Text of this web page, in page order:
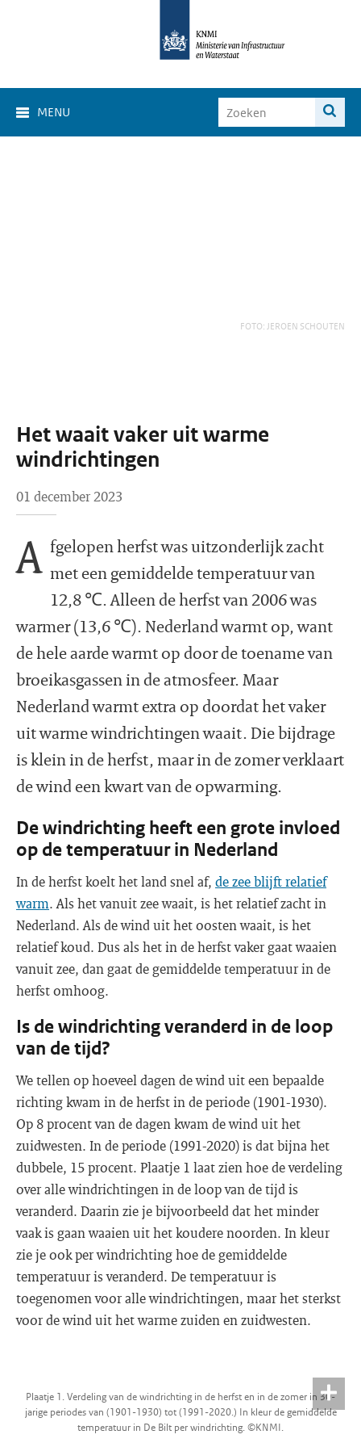
MENU
FOTO: JEROEN SCHOUTEN
Het waait vaker uit warme
windrichtingen
01 december 2023
A fgelopen herfst was uitzonderlijk zacht
met een gemiddelde temperatuur van
12,8 ℃. Alleen de herfst van 2006 was
warmer (13,6 ℃). Nederland warmt op, want
de hele aarde warmt op door de toename van
broeikasgassen in de atmosfeer. Maar
Nederland warmt extra op doordat het vaker
uit warme windrichtingen waait. Die bijdrage
is klein in de herfst, maar in de zomer verklaart
de wind een kwart van de opwarming.
De windrichting heeft een grote invloed
op de temperatuur in Nederland
In de herfst koelt het land snel af, de zee blijft relatief
warm. Als het vanuit zee waait, is het relatief zacht in
Nederland. Als de wind uit het oosten waait, is het
relatief koud. Dus als het in de herfst vaker gaat waaien
vanuit zee, dan gaat de gemiddelde temperatuur in de
herfst omhoog.
Is de windrichting veranderd in de loop
van de tijd?
We tellen op hoeveel dagen de wind uit een bepaalde
richting kwam in de herfst in de periode (1901-1930).
Op 8 procent van de dagen kwam de wind uit het
zuidwesten. In de periode (1991-2020) is dat bijna het
dubbele, 15 procent. Plaatje 1 laat zien hoe de verdeling
over alle windrichtingen in de loop van de tijd is
veranderd. Daarin zie je bijvoorbeeld dat het minder
vaak is gaan waaien uit het koudere noorden. In kleur
zie je ook per windrichting hoe de gemiddelde
temperatuur is veranderd. De temperatuur is
toegenomen voor alle windrichtingen, maar het sterkst
voor de wind uit het warme zuiden en zuidwesten.
Plaatje 1. Verdeling van de windrichting in de herfst en in de zomer in 30-
jarige periodes van (1901-1930) tot (1991-2020.) In kleur de gemiddelde
temperatuur in De Bilt per windrichting. ©KNMI.